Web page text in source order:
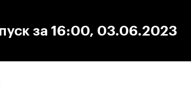
за 16:00, 03.06.2023